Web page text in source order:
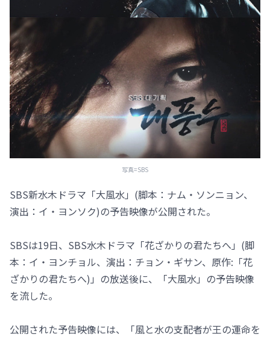
写真=SBS
SBS新水木ドラマ「大風水」(脚本：ナム・ソンニョン、
演出：イ・ヨンソク)の予告映像が公開された。
SBSは19日、SBS水木ドラマ「花ざかりの君たちへ」(脚
本：イ・ヨンチョル、演出：チョン・ギサン、原作:「花
ざかりの君たちへ)」の放送後に、「大風水」の予告映像
を流した。
公開された予告映像には、「風と水の支配者が王の運命を